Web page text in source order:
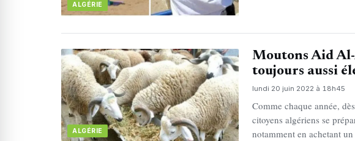
ALGÉRIE
ALGÉRIE
Moutons Aid
toujours aussi
lundi 20 juin 2022 à 18h45
Comme chaque année,
citoyens algériens se
notamment en achetant